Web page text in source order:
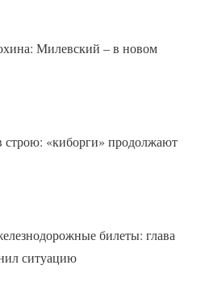
Милевский – в новом
строю: «киборги» продолжают
билеты: глава
ситуацию